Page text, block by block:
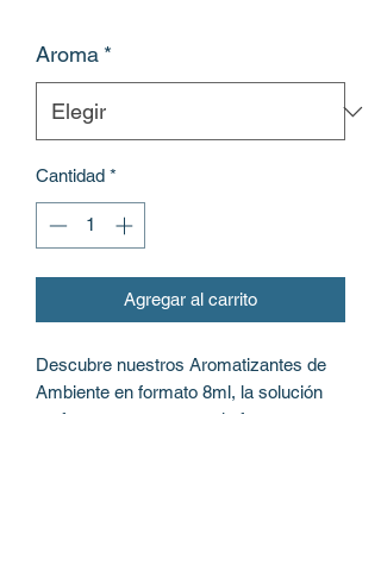
Aroma *
Cantidad *
Agregar al carrito
Descubre nuestros Aromatizantes de
Ambiente en formato 8ml, la solución
perfecta para mantener la frescura y